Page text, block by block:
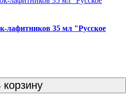
лафитников 35 мл "Русское
корзину